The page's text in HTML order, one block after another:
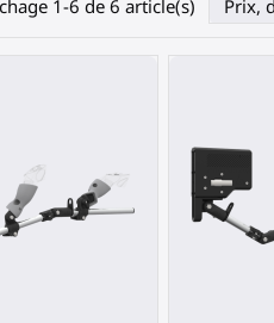
1-6 de 6 article(s) Prix,